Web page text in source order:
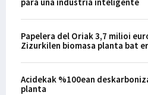
Papelera del Oriak 3,7 milioi
Zizurkilen biomasa planta bat
Acidekak %100ean
planta